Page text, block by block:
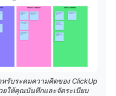
รับระดมความคิดของ ClickUp
ยให้คุณบันทึกและจัดระเบียบ